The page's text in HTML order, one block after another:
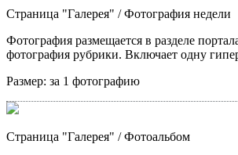
Страница "Галерея" / Фотография недели
Фотография размещается в разделе
фотография рубрики. Включает одну
Размер: за 1 фотографию
Страница "Галерея" / Фотоальбом